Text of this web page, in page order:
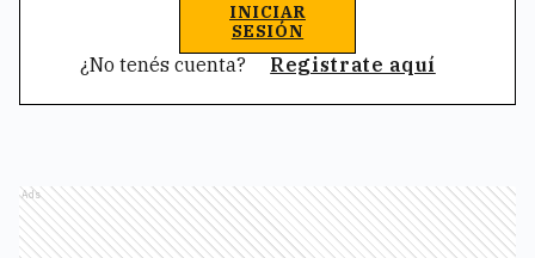
INICIAR
SESIÓN
¿No tenés cuenta? Registrate aquí
Ads